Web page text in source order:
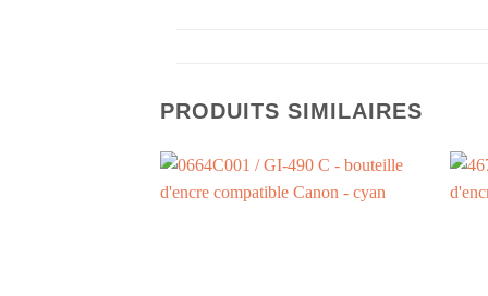
PRODUITS SIMILAIRES